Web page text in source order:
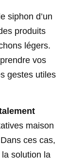
siphon d’un
produits
légers.
vos
gestes utiles
maison
ces cas,
la solution la